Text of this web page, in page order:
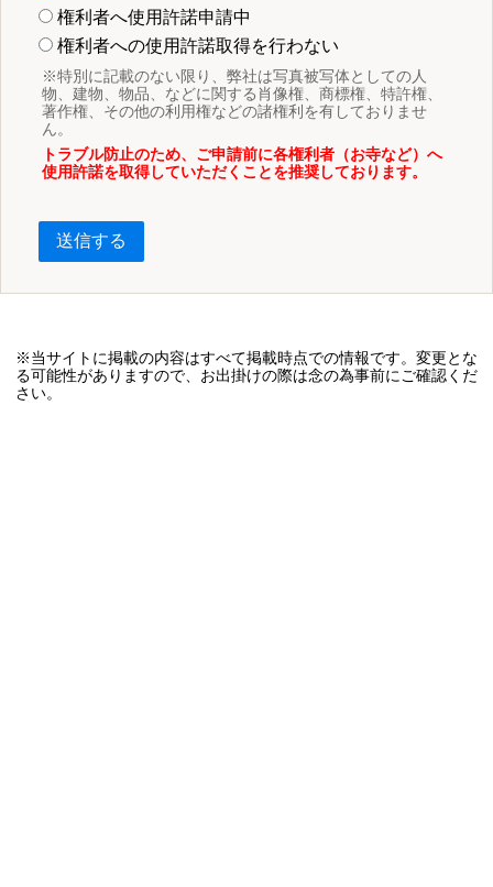
権利者へ使用許諾申請中
権利者への使用許諾取得を行わない
※特別に記載のない限り、弊社は写真被写体としての人
物、建物、物品、などに関する肖像権、商標権、特許権、
著作権、その他の利用権などの諸権利を有しておりませ
ん。
トラブル防止のため、ご申請前に各権利者（お寺など）へ
使用許諾を取得していただくことを推奨しております。
送信する
※当サイトに掲載の内容はすべて掲載時点での情報です。変更とな
る可能性がありますので、お出掛けの際は念の為事前にご確認くだ
さい。